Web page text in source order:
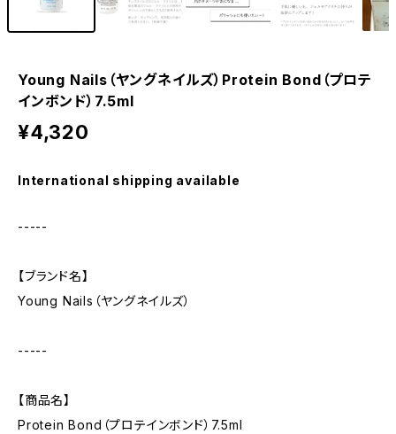
Young Nails（ヤングネイルズ）Protein Bond（プロテ
インボンド）7.5ml
¥4,320
International shipping available
-----
【ブランド名】
Young Nails（ヤングネイルズ）
-----
【商品名】
Protein Bond（プロテインボンド）7.5ml